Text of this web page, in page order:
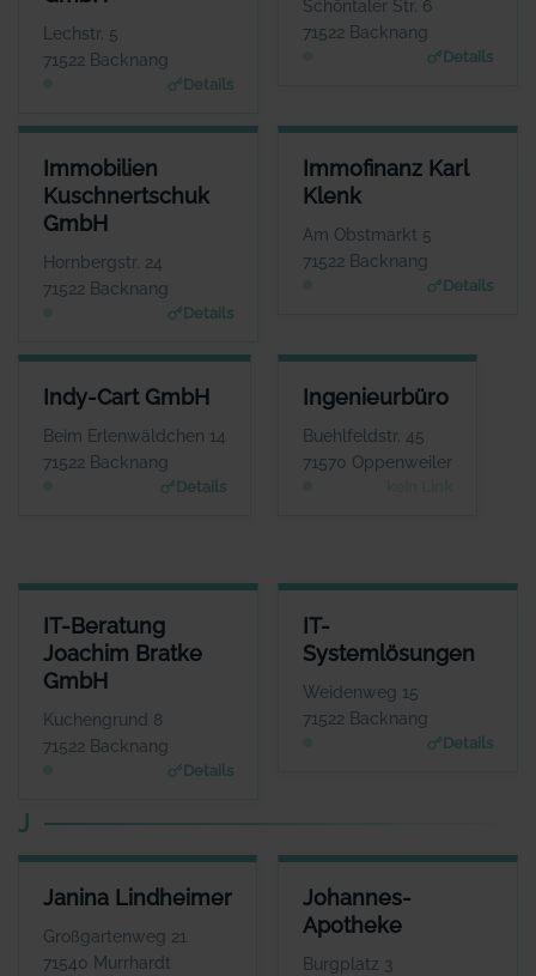
Lechstr. 5
71522 Backnang
Details
Schöntaler Str. 6
71522 Backnang
Details
www.immo-hoch-2.de
Immobilien
Kuschnertschuk
GmbH
Hornbergstr. 24
71522 Backnang
Details
IMMOBILIEN KUSCHNERTSCHUK GMBH
ANSPRECHPARTNER
Herr Nikolai Kuschnertschuk
WEBSITE
www.kuschnertschuk.de
Immofinanz Karl
Klenk
Am Obstmarkt 5
71522 Backnang
Details
IMMOFINANZ KARL KLENK
ANSPRECHPARTNER
www.klenk-immofinanz.d
Indy-Cart GmbH
Beim Erlenwäldchen 14
71522 Backnang
Details
INDY-CART GMBH
ANSPRECHPARTNER
Herr Michele
Ciuffreda
WEBSITE
www.indy-cart.de
Ingenieurbüro
Buehlfeldstr. 45
71570 Oppenweiler
INGENIEURBÜRO
ANSPRECHPARTNER
Herr Gerhard Kipf
WEBSITE
Keine Website hinterlegt
IT-Beratung
Joachim Bratke
GmbH
Kuchengrund 8
71522 Backnang
Details
IT-BERATUNG JOACHIM BRATKE GMBH
ANSPRECHPARTNER
Herr Joachim Bratke
WEBSITE
www.kabelinternetberatung.de
IT-
Systemlösungen
Weidenweg 15
71522 Backnang
Details
ANSPRECHPARTNER
Herr Jürgen
Lehmann
www.itsystemloesunge
n.de
J
Janina Lindheimer
Großgartenweg 21
71540 Murrhardt
JANINA LINDHEIMER
Frau Janina
Lindheimer
Johannes-
Apotheke
Burgplatz 3
JOHANNES-APOTHEKE
ANSPRECHPARTNER
Herr Thomas Förster